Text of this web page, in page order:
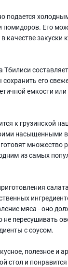
подается
помидоров. Его
качестве закуски
Тбилиси
его
емкости
к грузинской
насыщенными
множество
из самых
мяса - оно
пересушивать
с соусом.
полезное и
стол и